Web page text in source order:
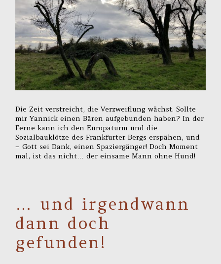
Die Zeit verstreicht, die Verzweiflung wächst. Sollte
mir Yannick einen Bären aufgebunden haben? In der
Ferne kann ich den Europaturm und die
Sozialbauklötze des Frankfurter Bergs erspähen, und
– Gott sei Dank, einen Spaziergänger! Doch Moment
mal, ist das nicht… der einsame Mann ohne Hund!
… und irgendwann
dann doch
gefunden!